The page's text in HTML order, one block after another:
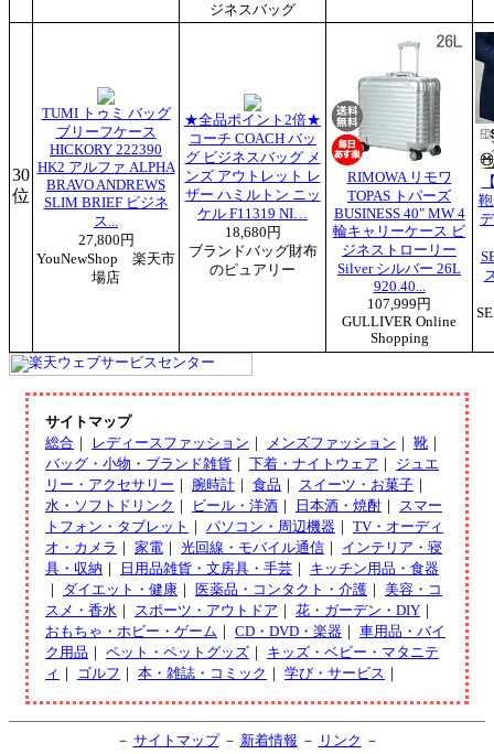
ジネスバッグ
30
位
TUMI トゥミ バッグ
ブリーフケース
HICKORY 222390
HK2 アルファ ALPHA
BRAVO ANDREWS
SLIM BRIEF ビジネ
ス...
27,800円
YouNewShop 楽天市
場店
★全品ポイント2倍★
コーチ COACH バッ
グ ビジネスバッグ メ
ンズ アウトレット レ
ザー ハミルトン ニッ
ケル F11319 NI…
18,680円
ブランドバッグ財布
のピュアリー
RIMOWA リモワ
TOPAS トパーズ
BUSINESS 40" MW 4
輪キャリーケース ビ
ジネストローリー
Silver シルバー 26L
920.40...
107,999円
GULLIVER Online
Shopping
サイトマップ
総合 ｜ レディースファッション ｜ メンズファッション ｜ 靴 ｜
バッグ・小物・ブランド雑貨 ｜ 下着・ナイトウェア ｜ ジュエ
リー・アクセサリー ｜ 腕時計 ｜ 食品 ｜ スイーツ・お菓子 ｜
水・ソフトドリンク ｜ ビール・洋酒 ｜ 日本酒・焼酎 ｜ スマー
トフォン・タブレット
｜ パソコン・周辺機器 ｜ TV・オーディ
オ・カメラ ｜ 家電 ｜ 光回線・モバイル通信 ｜ インテリア・寝
具・収納 ｜ 日用品雑貨・文房具・手芸 ｜ キッチン用品・食器
｜ ダイエット・健康 ｜ 医薬品・コンタクト・介護 ｜ 美容・コ
スメ・香水 ｜ スポーツ・アウトドア ｜ 花・ガーデン・DIY ｜
おもちゃ・ホビー・ゲーム ｜ CD・DVD・楽器 ｜ 車用品・バイ
ク用品 ｜ ペット・ペットグッズ ｜ キッズ・ベビー・マタニテ
ィ ｜ ゴルフ ｜ 本・雑誌・コミック ｜ 学び・サービス ｜
－ サイトマップ－ 新着情報 － リンク －